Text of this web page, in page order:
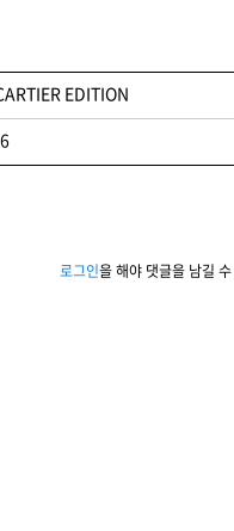
EDITION
로그인을 해야 댓글을 남길